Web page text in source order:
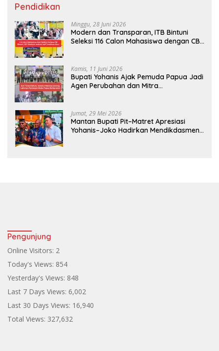
Pendidikan
Minggu, 28 Juni 2026
Modern dan Transparan, ITB Bintuni
Seleksi 116 Calon Mahasiswa dengan CBT
Kamis, 11 Juni 2026
Bupati Yohanis Ajak Pemuda Papua Jadi
Agen Perubahan dan Mitra
Jumat, 29 Mei 2026
Mantan Bupati Pit–Matret Apresiasi
Yohanis–Joko Hadirkan Mendikdasmen
Pengunjung
Online Visitors: 2
Today's Views: 854
Yesterday's Views: 848
Last 7 Days Views: 6,002
Last 30 Days Views: 16,940
Total Views: 327,632